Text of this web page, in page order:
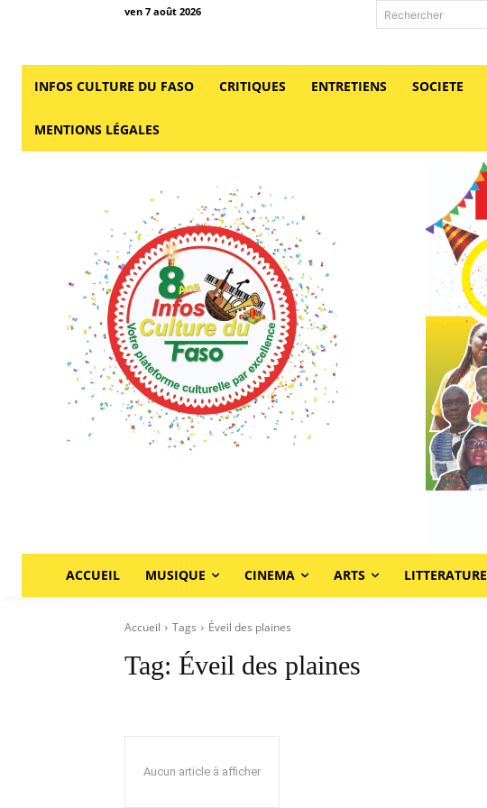
ven 7 août 2026 Rechercher
INFOS CULTURE DU FASO CRITIQUES ENTRETIENS SOCIETE
MENTIONS LÉGALES
ACCUEIL MUSIQUE CINEMA ARTS LITTERATURE
Accueil Tags Éveil des plaines
Tag: Éveil des plaines
Aucun article à afficher